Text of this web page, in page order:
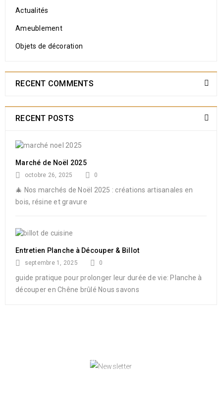
Actualités
Ameublement
Objets de décoration
RECENT COMMENTS
RECENT POSTS
Marché de Noël 2025
octobre 26, 2025 0
🎄 Nos marchés de Noël 2025 : créations artisanales en
bois, résine et gravure
Entretien Planche à Découper & Billot
septembre 1, 2025 0
guide pratique pour prolonger leur durée de vie: Planche à
découper en Chêne brûlé Nous savons
Enjoy our newsletter to stay updated with the
latest news and special sales. Let's your email